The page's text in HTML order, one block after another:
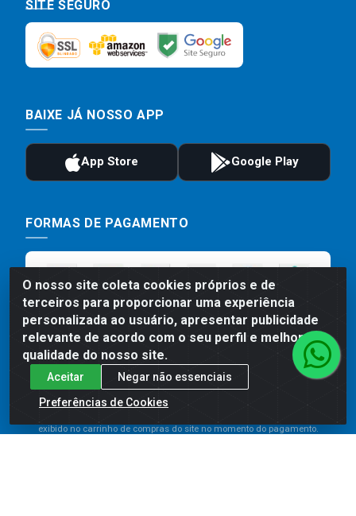
O nosso site coleta cookies próprios e de
terceiros para proporcionar uma experiência
personalizada ao usuário, apresentar publicidade
relevante de acordo com o seu perfil e melhorar a
qualidade do nosso site.
Aceitar
Negar não essenciais
Preferências de Cookies
SITE SEGURO
BAIXE JÁ NOSSO APP
FORMAS DE PAGAMENTO
Preços, promoções, condições de pagamento e frete são válidos
para compras realizadas exclusivamente pelo site. Caso haja
exibido no carrinho de compras do site no momento do pagamento.